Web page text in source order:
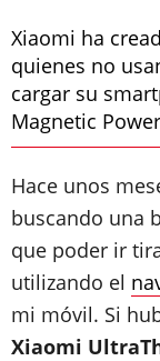
Xiaomi ha
quienes no
cargar su
Magnetic
Hace unos
buscando una
que poder ir
utilizando el
mi móvil. Si
Xiaomi